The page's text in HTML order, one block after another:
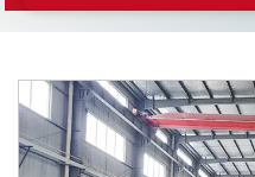
Sobre
Noticias
Contacto